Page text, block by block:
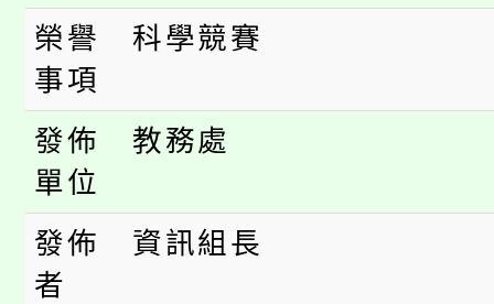
視費優惠，中低收入戶
半價優惠，詳情可洽有
者。
大園自造教育及科技中
份教師增能研習
大溪自造教育及科技中
份教師研習
淨零綠生活教案入校路
會
115年食農教育專業人
程
榮譽
事項
科學競賽
發佈
單位
教務處
發佈
者
資訊組長